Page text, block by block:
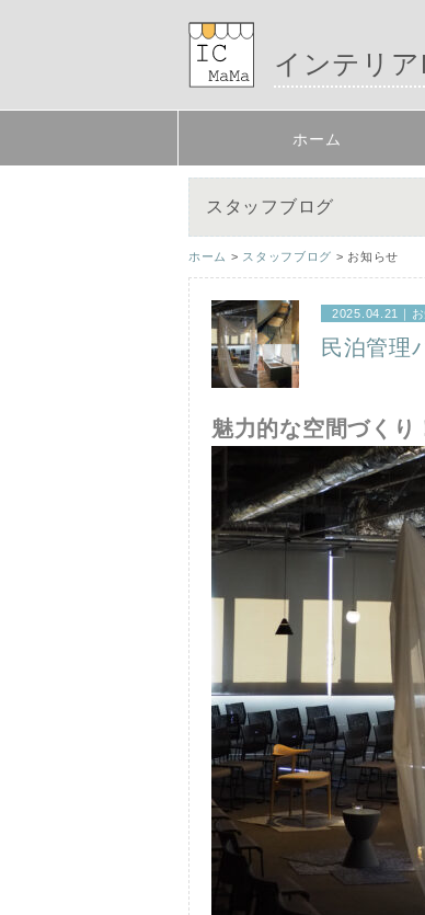
インテリ
ホーム
スタッフブログ
ホーム > スタッフブログ > お知らせ
2025.04.21｜
民泊管理
魅力的な空間づくり